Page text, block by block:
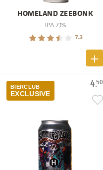
HOMELAND ZEEBONK
IPA 7,1%
7.3
4.50
BIERCLUB
EXCLUSIVE